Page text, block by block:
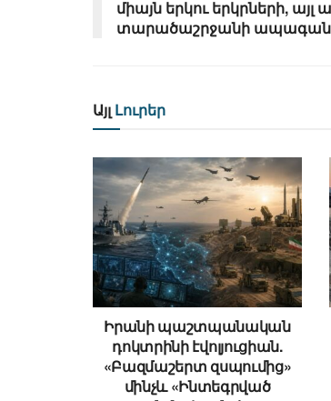
միայն երկու երկրների, այլ
տարածաշրջանի ապագան.
Այլ Լուրեր
Իրանի պաշտպանական
դոկտրինի էվոլյուցիան.
«Բազմաշերտ զսպումից»
մինչև «Ինտեգրված